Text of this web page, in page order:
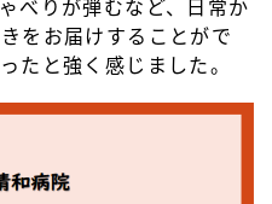
べりが弾むなど、日常か
をお届けすることがで
たと強く感じました。